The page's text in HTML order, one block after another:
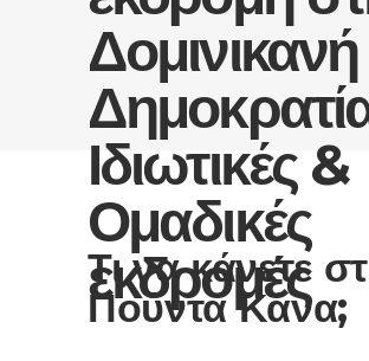
Δομινικανή
Ιδιωτικές &
Ομαδικές
εκδρομές
Τι να κάνετε
Πούντα Κάνα;